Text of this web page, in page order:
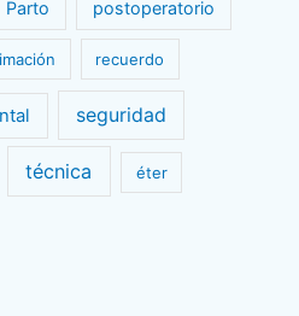
Parto postoperatorio
recuerdo
seguridad
técnica éter